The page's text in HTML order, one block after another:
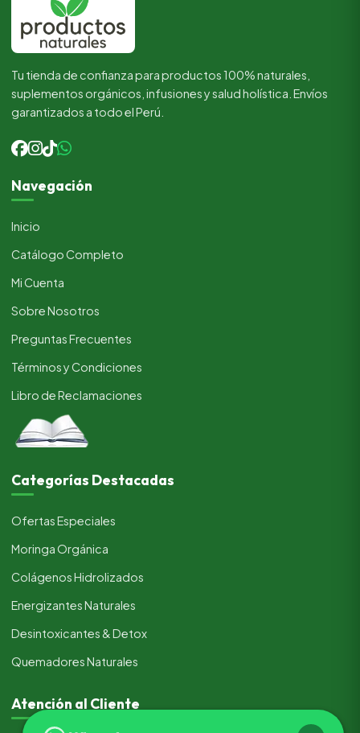
Tu tienda de confianza para productos 100% naturales,
suplementos orgánicos, infusiones y salud holística. Envíos
garantizados a todo el Perú.
Navegación
Inicio
Catálogo Completo
Mi Cuenta
Sobre Nosotros
Preguntas Frecuentes
Términos y Condiciones
Libro de Reclamaciones
Categorías Destacadas
Ofertas Especiales
Moringa Orgánica
Colágenos Hidrolizados
Energizantes Naturales
Desintoxicantes & Detox
Quemadores Naturales
Atención al Cliente